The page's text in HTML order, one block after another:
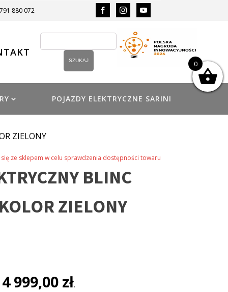
880 072
POJAZDY ELEKTRYCZNE SARINI
ZIELONY
ze sklepem w celu sprawdzenia dostępności towaru
BLINC
ZIELONY
4 999,00 zł.
0